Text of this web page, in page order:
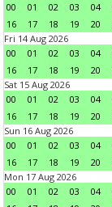
00
01 02 03 04
16
17 18 19 20
Fri 14 Aug 2026
00
01 02 03 04
16
17 18 19 20
Sat 15 Aug 2026
00
01 02 03 04
16
17 18 19 20
Sun 16 Aug 2026
00
01 02 03 04
16
17 18 19 20
Mon 17 Aug 2026
00
01 02 03 04